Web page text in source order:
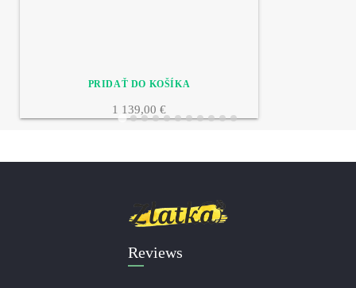
1 139,00 €
Reviews